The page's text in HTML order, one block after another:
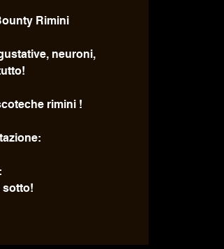
Rimini
neuroni,
rimini !
sotto!